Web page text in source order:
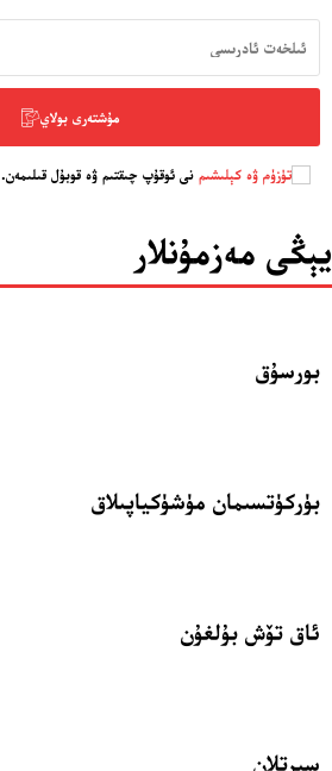
مۇشتەرى بولاي
تۈزۈم ۋە كېلىشىم نى ئوقۇپ چىقتىم ۋە قوبۇل قىلىمەن.
يېڭى مەزمۇنلار
بورسۇق
بۈركۈتسىمان مۈشۈكياپىلاق
ئاق تۆش بۇلغۇن
سىرتلان